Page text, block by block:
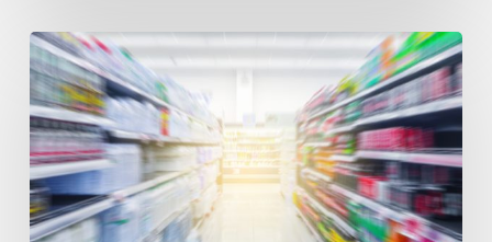
ligne
La
Cour
administrative
d’appel
de
Versailles
confirme